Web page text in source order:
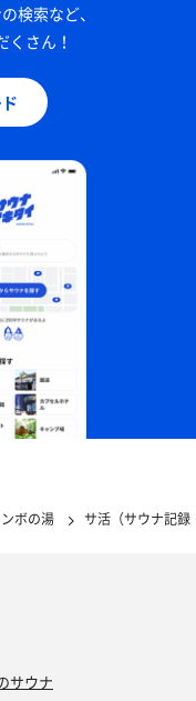
検索など、
くさん！
ボの湯 サ活（サウナ記録
サウナ